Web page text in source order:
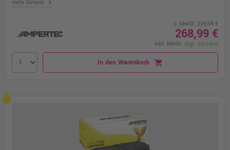
mehr Details chevron_right
o. MwSt. 226,04 €
268,99 €
inkl. MwSt. zzgl. Versand
In den Warenkorb shopping_cart